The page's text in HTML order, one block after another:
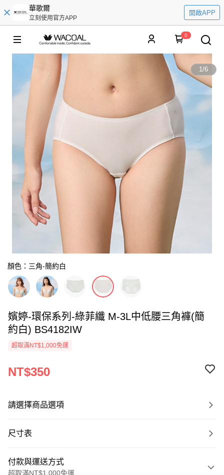
華歌爾
立刻使用官方APP
開啟APP
0
1/6
顏色：三角-簡約白
嬪婷-環保系列-綠菲纖 M-3L中低腰三角褲(簡
約白) BS4182IW
超取滿NT$1,000免運
NT$350
請選擇商品選項
尺寸表
付款與運送方式
超取滿NT$1,000免運